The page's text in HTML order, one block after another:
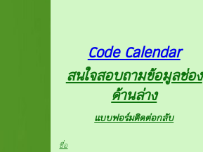
Code Calendar
สนใจสอบถามข้อมูลช่อง
ด้านล่าง
แบบฟอร์มติดต่อกลับ
ชื่อ